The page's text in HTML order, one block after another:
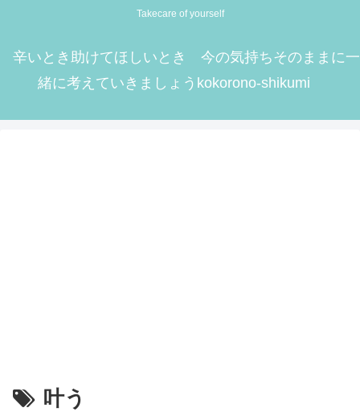
Takecare of yourself
辛いとき助けてほしいとき 今の気持ちそのままに一
緒に考えていきましょうkokorono-shikumi
叶う